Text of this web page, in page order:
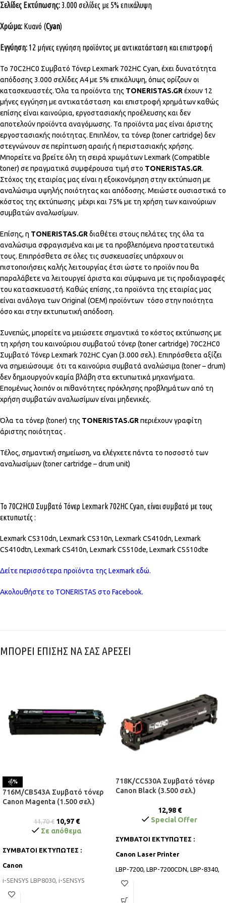
Σελίδες Εκτύπωσης:3.000 σελίδες με 5% επικάλυψη
Χρώμα: Κυανό (Cyan)
Εγγύηση: 12 μήνες εγγύηση προϊόντος με αντικατάσταση και επιστροφή
Το 70C2HC0 Συμβατό Τόνερ Lexmark 702HC Cyan, έχει δυνατότητα
απόδοσης 3.000 σελίδες Α4 με 5% επικάλυψη, όπως ορίζουν οι
κατασκευαστές. Όλα τα προϊόντα της TONERISTAS.GR έχουν 12
μήνες εγγύηση με αντικατάσταση και επιστροφή χρημάτων καθώς
επίσης είναι καινούρια, εργοστασιακής προέλευσης και δεν
αποτελούν προϊόντα αναγόμωσης. Τα προϊόντα μας είναι άριστης
εργοστασιακής ποιότητας. Επιπλέον, τα τόνερ (toner cartridge) δεν
στεγνώνουν σε περίπτωση αραιής ή περιστασιακής χρήσης.
Μπορείτε να βρείτε όλη τη σειρά χρωμάτων Lexmark (Compatible
toner) σε πραγματικά συμφέρουσα τιμή στο TONERISTAS.GR.
Στόχος της εταιρίας μας είναι η εξοικονόμηση στην εκτύπωση με
αναλώσιμα υψηλής ποιότητας και απόδοσης. Μειώστε ουσιαστικά το
κόστος της εκτύπωσης μέχρι και 75% με τη χρήση των καινούριων
συμβατών αναλωσίμων.
Επίσης, η TONERISTAS.GR διαθέτει στους πελάτες της όλα τα
αναλώσιμα σφραγισμένα και με τα προβλεπόμενα προστατευτικά
τους. Επιπρόσθετα σε όλες τις συσκευασίες υπάρχουν οι
πιστοποιήσεις καλής λειτουργίας έτσι ώστε το προϊόν που θα
παραλάβετε να λειτουργεί άριστα και σύμφωνα με τις προδιαγραφές
του κατασκευαστή. Καθώς επίσης ,τα προϊόντα της εταιρίας μας
είναι ανάλογα των Original (OEM) προϊόντων τόσο στην ποιότητα
όσο και στην εκτυπωτική απόδοση.
Συνεπώς, μπορείτε να μειώσετε σημαντικά το κόστος εκτύπωσης με
τη χρήση του καινούριου συμβατού τόνερ (toner cartridge) 70C2HC0
Συμβατό Τόνερ Lexmark 702HC Cyan (3.000 σελ.). Επιπρόσθετα αξίζει
να σημειώσουμε ότι τα καινούρια συμβατά αναλώσιμα (toner – drum)
δεν δημιουργούν καμία βλάβη στα εκτυπωτικά μηχανήματα.
Επομένως λοιπόν οι πιθανότητες πρόκλησης προβλημάτων από τη
χρήση συμβατών αναλωσίμων είναι μηδενικές.
Όλα τα τόνερ (toner) της TONERISTAS.GR περιέχουν γραφίτη
άριστης ποιότητας .
Τέλος, σημαντική σημείωση, να ελέγχετε πάντα το ποσοστό των
αναλωσίμων (toner cartridge – drum unit)
Το 70C2HC0 Συμβατό Τόνερ Lexmark 702HC Cyan, είναι συμβατό με τους
εκτυπωτές :
Lexmark CS310dn, Lexmark CS310n, Lexmark CS410dn, Lexmark
CS410dtn, Lexmark CS410n, Lexmark CS510de, Lexmark CS510dte
Δείτε περισσότερα προϊόντα της Lexmark εδώ.
Ακολουθήστε το TONERISTAS στο Facebook.
ΜΠΟΡΕΙ ΕΠΙΣΗΣ ΝΑ ΣΑΣ ΑΡΕΣΕΙ
-6%
716M/CB543A Συμβατό τόνερ
Canon Magenta (1.500 σελ.)
11,70€ 10,97 €
Σε απόθεμα
ΣΥΜΒΑΤΟΙ ΕΚΤΥΠΩΤΕΣ :
Canon
i-SENSYS LBP8030, i-SENSYS
LBP5050, i-SENSYS MF8030CN, i-
718K/CC530A Συμβατό τόνερ
Canon Black (3.500 σελ.)
12,98 €
Special Offer
ΣΥΜΒΑΤΟΙ ΕΚΤΥΠΩΤΕΣ :
Canon Laser Printer
LBP-7200, LBP-7200CDN, LBP-8340,
LBP-8340CDN,
LBP-7660, LBP-7660CDN,